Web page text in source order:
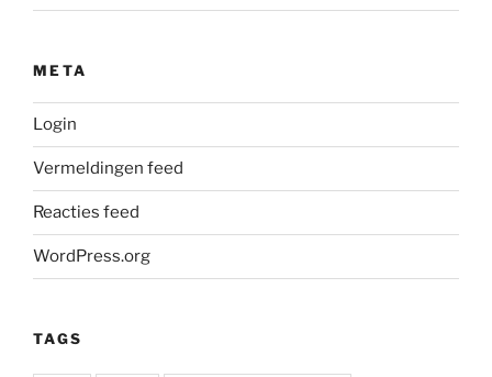
META
Login
Vermeldingen feed
Reacties feed
WordPress.org
TAGS